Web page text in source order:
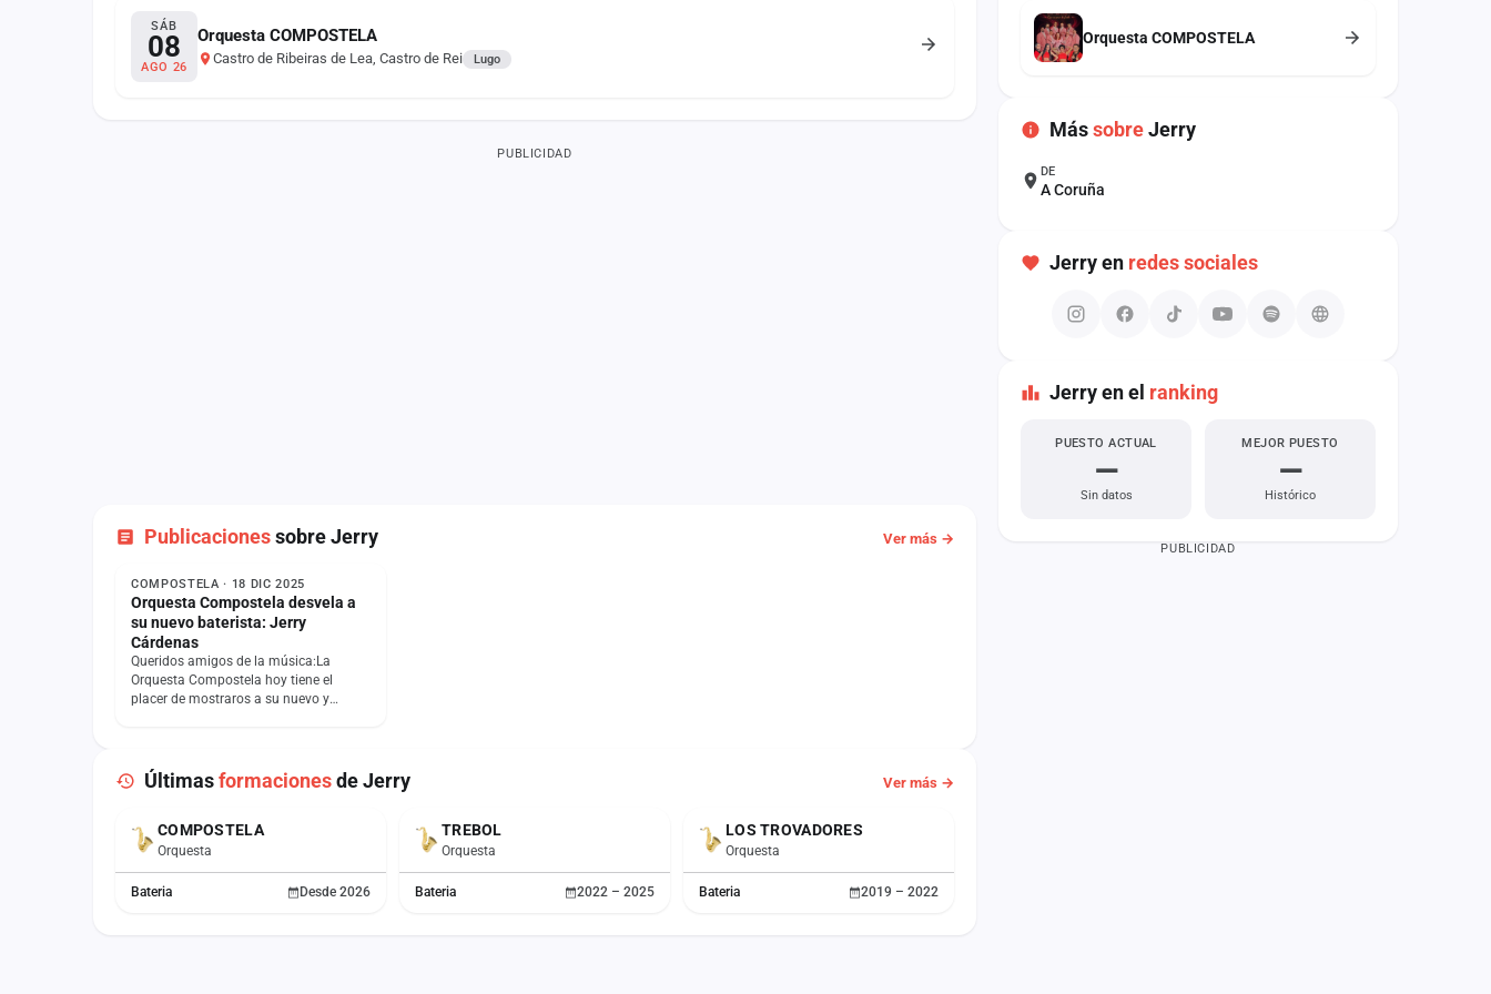
SÁB
08
AGO 26
Orquesta COMPOSTELA
Castro de Ribeiras de Lea, Castro de Rei Lugo
PUBLICIDAD
Publicacionessobre Jerry Ver más →
NOTICIA
COMPOSTELA · 18 DIC 2025
Orquesta Compostela desvela a
su nuevo baterista: Jerry
Cárdenas
Queridos amigos de la música:La
Orquesta Compostela hoy tiene el
placer de mostraros a su nuevo y
Últimasformacionesde Jerry Ver más →
ACTUALCOMPOSTELA
Orquesta
Bateria Desde 2026
TREBOL
Orquesta
Bateria 2022 – 2025
LOS TROVADORES
Orquesta
Bateria 2019 – 2022
Orquesta COMPOSTELA
MássobreJerry
DE
A Coruña
Jerry en redes sociales
Jerry en el ranking
PUESTO ACTUAL
—
Sin datos
MEJOR PUESTO
—
Histórico
PUBLICIDAD